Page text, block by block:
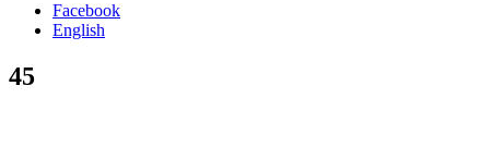
Facebook
English
45